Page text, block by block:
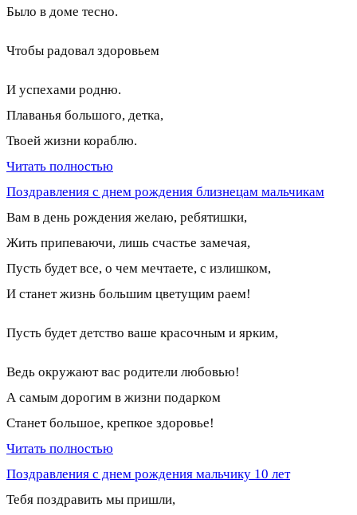
Было в доме тесно.
Чтобы радовал здоровьем
И успехами родню.
Плаванья большого, детка,
Твоей жизни кораблю.
Читать полностью
Поздравления с днем рождения близнецам мальчикам
Вам в день рождения желаю, ребятишки,
Жить припеваючи, лишь счастье замечая,
Пусть будет все, о чем мечтаете, с излишком,
И станет жизнь большим цветущим раем!
Пусть будет детство ваше красочным и ярким,
Ведь окружают вас родители любовью!
А самым дорогим в жизни подарком
Станет большое, крепкое здоровье!
Читать полностью
Поздравления с днем рождения мальчику 10 лет
Тебя поздравить мы пришли,